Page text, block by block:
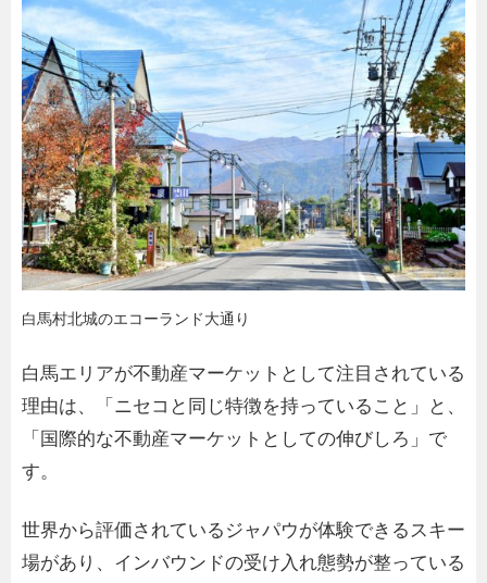
白馬村北城のエコーランド大通り
白馬エリアが不動産マーケットとして注目されている
理由は、「ニセコと同じ特徴を持っていること」と、
「国際的な不動産マーケットとしての伸びしろ」で
す。
世界から評価されているジャパウが体験できるスキー
場があり、インバウンドの受け入れ態勢が整っている